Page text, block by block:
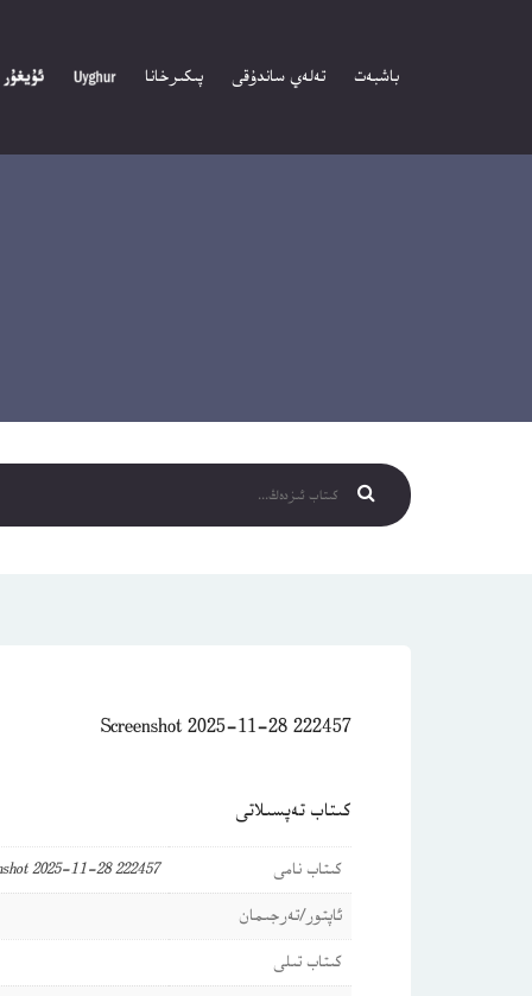
باشبەت تەلەي ساندۇقى پىكىرخانا
Screenshot 2025-11-28 222457
كىتاب تەپسىلاتى
كىتاب نامى
2025-11-28 222457
ئاپتور/تەرجىمان
كىتاب تىلى